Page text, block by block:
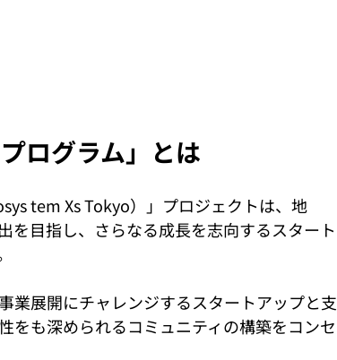
ログラム」とは
tem Xs Tokyo）」プロジェクトは、地
を目指し、さらなる成長を志向するスタート
業展開にチャレンジするスタートアップと支
をも深められるコミュニティの構築をコンセ